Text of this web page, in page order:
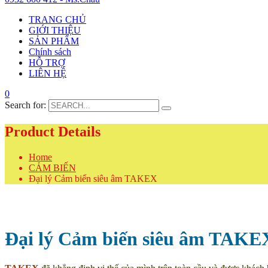
TRANG CHỦ
GIỚI THIỆU
SẢN PHẨM
Chính sách
HỖ TRỢ
LIÊN HỆ
0
Search for:
Product Details
Home
CẢM BIẾN
Đại lý Cảm biến siêu âm TAKEX
Đại lý Cảm biến siêu âm